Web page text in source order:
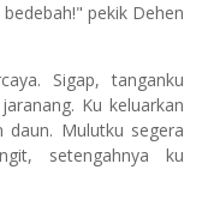
pekik Dehen
Sigap, tanganku
Ku keluarkan
daun. Mulutku segera
setengahnya ku